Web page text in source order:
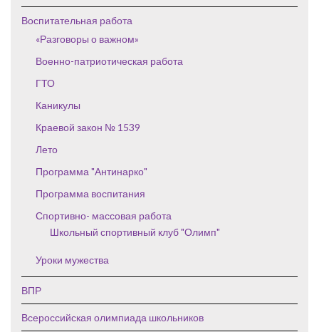
Воспитательная работа
«Разговоры о важном»
Военно-патриотическая работа
ГТО
Каникулы
Краевой закон № 1539
Лето
Программа "Антинарко"
Программа воспитания
Спортивно- массовая работа
Школьный спортивный клуб "Олимп"
Уроки мужества
ВПР
Всероссийская олимпиада школьников